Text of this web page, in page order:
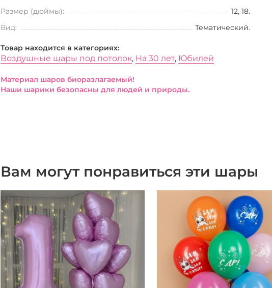
Размер (дюймы):
12, 18.
Вид:
Тематический.
Товар находится в категориях:
Воздушные шары под потолок, На 30 лет, Юбилей
Материал шаров биоразлагаемый!
Наши шарики безопасны для людей и природы.
Вам могут понравиться эти шары